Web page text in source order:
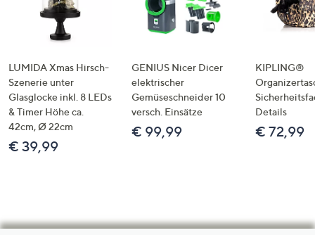
LUMIDA Xmas Hirsch-
Szenerie unter
Glasglocke inkl. 8 LEDs
& Timer Höhe ca.
42cm, Ø 22cm
€ 39,99
GENIUS Nicer Dicer
elektrischer
Gemüseschneider 10
versch. Einsätze
€ 99,99
KIPLING®
Details
€ 72,99